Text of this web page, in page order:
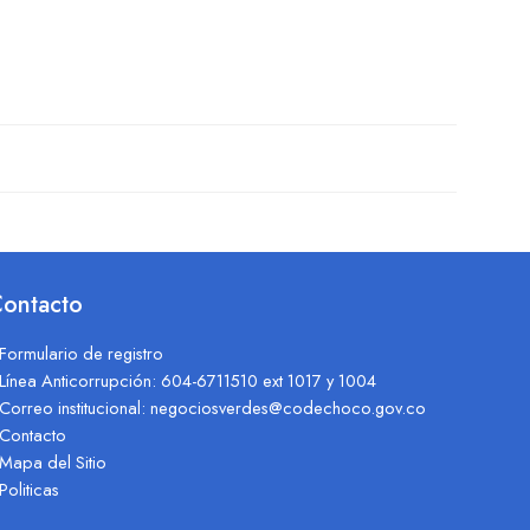
Formulario de registro
Línea Anticorrupción: 604-6711510 ext 1017 y 1004
Correo institucional: negociosverdes@codechoco.gov.co
Contacto
Mapa del Sitio
Politicas